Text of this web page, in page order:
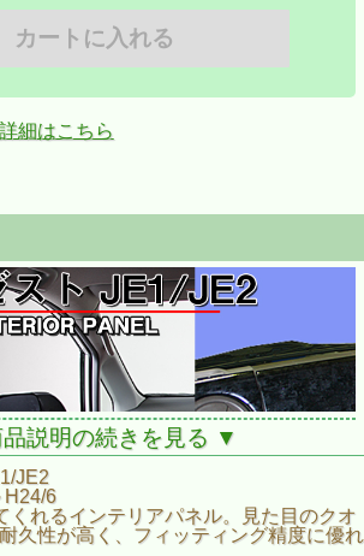
細はこちら
説明の続きを見る ▼
JE2
H24/6
くれるインテリアパネル。見た目のクオ
久性が高く、フィッティング精度に優れ